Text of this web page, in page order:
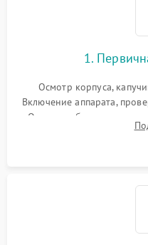
1.
Осмотр корпуса,
Включение аппарата,
Оценка работы помпы,
Измерение температуры